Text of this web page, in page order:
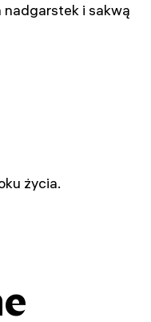
i sakwą
życia.